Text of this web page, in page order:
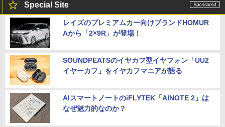
Special Site
レイズのプレミアムカー向けブランドHOMUR
Aから「2×9R」が登場！
SOUNDPEATSのイヤカフ型イヤフォン「UU2
イヤーカフ」をイヤカフマニアが語る
AIスマートノートのiFLYTEK「AINOTE 2」は
なぜ魅力的なのか？